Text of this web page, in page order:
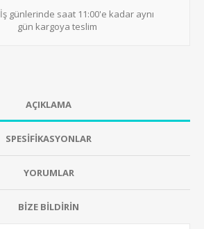
İş günlerinde saat 11:00'e kadar aynı
gün kargoya teslim
AÇIKLAMA
SPESİFİKASYONLAR
YORUMLAR
BİZE BİLDİRİN